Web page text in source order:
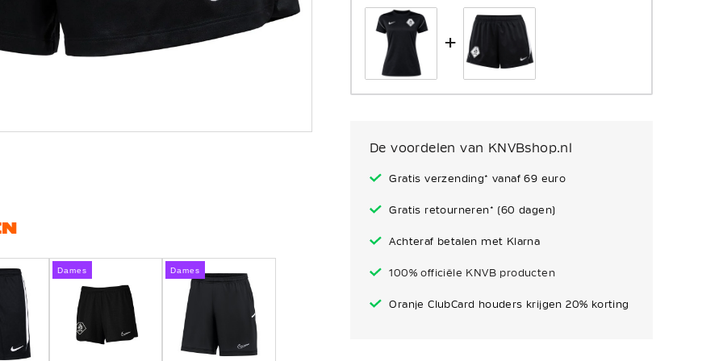
+
De voordelen van KNVBshop.nl
Gratis verzending* vanaf 69 euro
Gratis retourneren* (60 dagen)
Achteraf betalen met Klarna
100% officiële KNVB producten
Oranje ClubCard houders krijgen 20% korting
Dames Dames